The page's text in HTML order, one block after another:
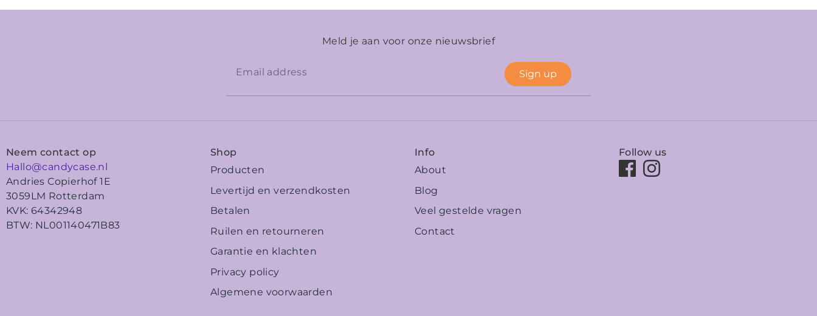
Meld je aan voor onze nieuwsbrief
Sign up
Neem contact op
Hallo@candycase.nl
Andries Copierhof 1E
3059LM Rotterdam
KVK: 64342948
BTW: NL001140471B83
Shop
Producten
Levertijd en verzendkosten
Betalen
Ruilen en retourneren
Garantie en klachten
Privacy policy
Algemene voorwaarden
Info
About
Blog
Veel gestelde vragen
Contact
Follow us